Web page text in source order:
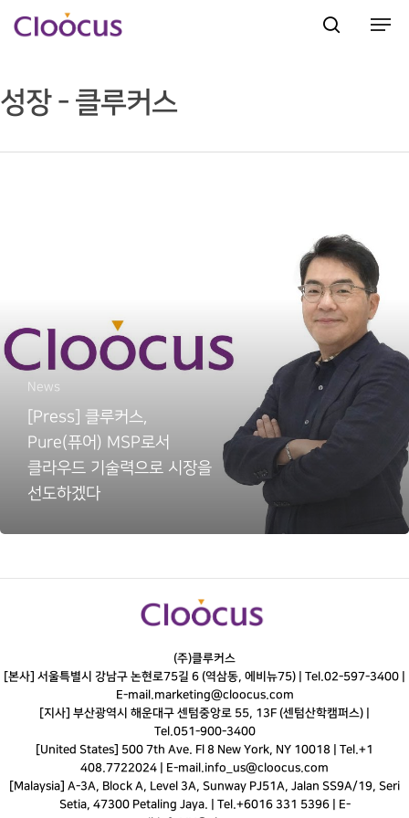
Hit enter to search or ESC to close
성장 - 클루커스
News
[Press] 클루커스,
Pure(퓨어) MSP로서
클라우드 기술력으로 시장을
선도하겠다
(주)클루커스
[본사] 서울특별시 강남구 논현로75길 6 (역삼동, 에비뉴75) | Tel.02-597-3400
E-mail.marketing@cloocus.com
[지사] 부산광역시 해운대구 센텀중앙로 55, 13F (센텀산학캠퍼스) |
Tel.051-900-3400
[United States] 500 7th Ave. Fl 8 New York, NY 10018 | Tel.+1
408.7722024 | E-mail.info_us@cloocus.com
[Malaysia] A-3A, Block A, Level 3A, Sunway PJ51A, Jalan SS9A/19, Seri
Setia, 47300 Petaling Jaya. | Tel.+6016 331 5396 | E-